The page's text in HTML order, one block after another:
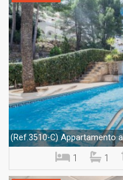
(Ref.3510-C)Appartamento
1 1